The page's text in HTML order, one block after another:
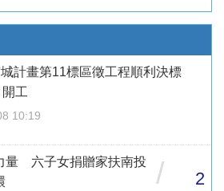
計畫第11標區徵工程順利決標
工
10:19
量 六子女捐贈家扶南投
/ 2